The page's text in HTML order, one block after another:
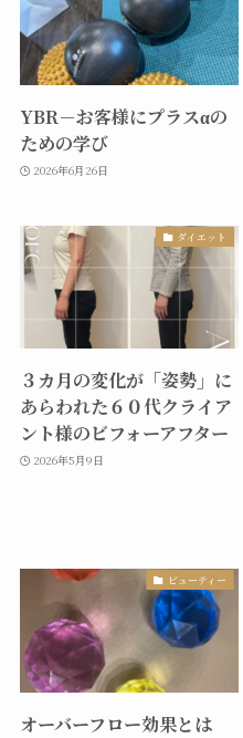
YBR－お客様にプラスαの
ための学び
2026年6月26日
ダイエット
３カ月の変化が「姿勢」に
あらわれた６０代クライア
ント様のビフォーアフター
2026年5月9日
ビューティー
オーバーフロー効果とは